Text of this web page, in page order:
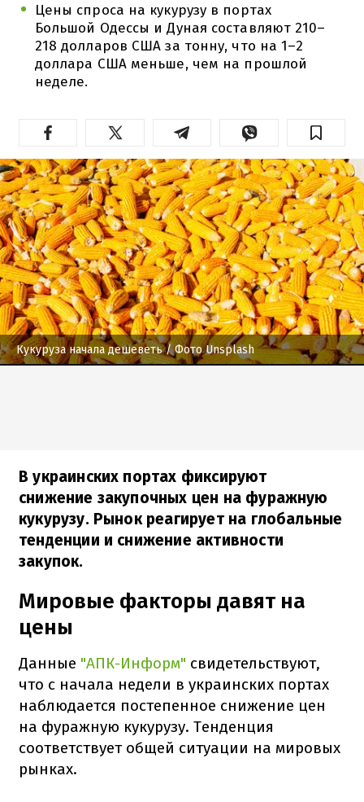
Цены спроса на кукурузу в портах
Большой Одессы и Дуная составляют 210–
218 долларов США за тонну, что на 1–2
доллара США меньше, чем на прошлой
неделе.
Кукуруза начала дешеветь/ Фото Unsplash
В украинских портах фиксируют
снижение закупочных цен на фуражную
кукурузу. Рынок реагирует на глобальные
тенденции и снижение активности
закупок.
Мировые факторы давят на
цены
Данные "АПК-Информ" свидетельствуют,
что с начала недели в украинских портах
наблюдается постепенное снижение цен
на фуражную кукурузу. Тенденция
соответствует общей ситуации на мировых
рынках.